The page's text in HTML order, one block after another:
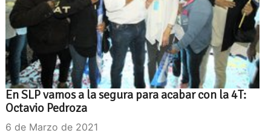
En SLP vamos a la segura para acabar con la 4T:
Octavio Pedroza
6 de Marzo de 2021